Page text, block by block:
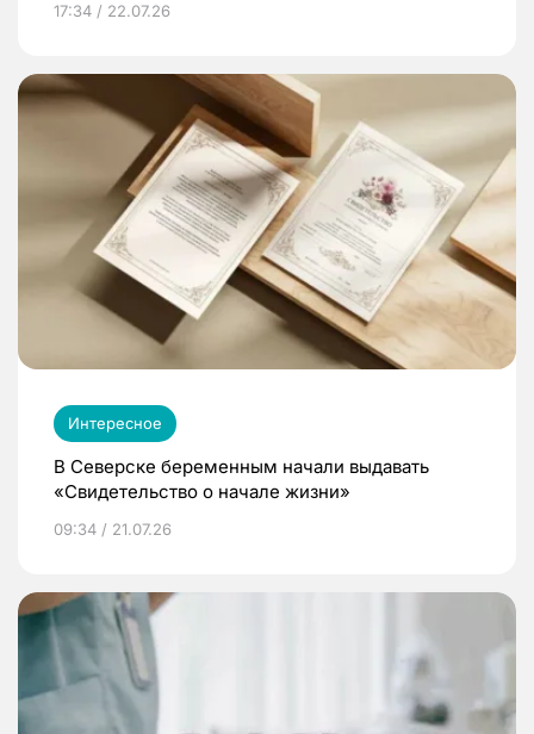
17:34 / 22.07.26
Интересное
В Северске беременным начали выдавать
«Свидетельство о начале жизни»
09:34 / 21.07.26